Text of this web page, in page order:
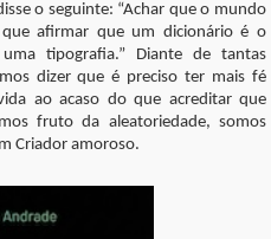
o seguinte: “Achar que o mundo
afirmar que um dicionário é o
tipografia.” Diante de tantas
dizer que é preciso ter mais fé
ao acaso do que acreditar que
fruto da aleatoriedade, somos
Criador amoroso.